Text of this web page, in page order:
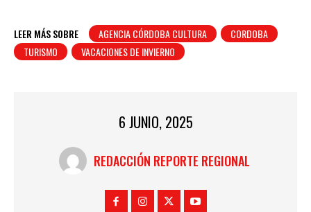
LEER MÁS SOBRE AGENCIA CÓRDOBA CULTURA
CORDOBA
TURISMO
VACACIONES DE INVIERNO
6 JUNIO, 2025
REDACCIÓN REPORTE REGIONAL